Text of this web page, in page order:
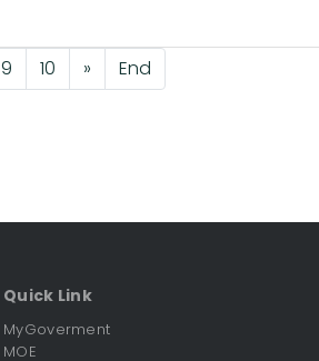
9 10 » End
Quick Link
MyGoverment
MOE